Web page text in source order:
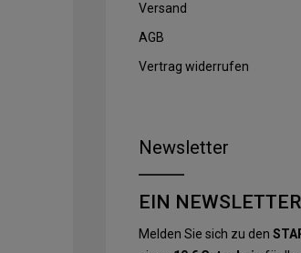
Versand
AGB
Vertrag widerrufen
Newsletter
EIN
Melden Sie sich zu den